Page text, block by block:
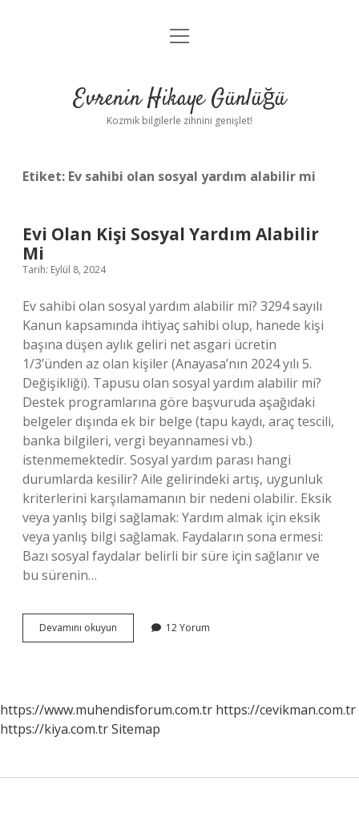
Anasayfa
Yasal Uyarı
menüyü
Evrenin Hikaye Günlüğü
Kozmik bilgilerle zihnini genişlet!
Etiket: Ev sahibi olan sosyal yardım alabilir mi
Evi Olan Kişi Sosyal Yardım Alabilir
Mi
Tarih: Eylül 8, 2024
Ev sahibi olan sosyal yardım alabilir mi? 3294 sayılı
Kanun kapsamında ihtiyaç sahibi olup, hanede kişi
başına düşen aylık geliri net asgari ücretin
1/3’ünden az olan kişiler (Anayasa’nın 2024 yılı 5.
Değişikliği). Tapusu olan sosyal yardım alabilir mi?
Destek programlarına göre başvuruda aşağıdaki
belgeler dışında ek bir belge (tapu kaydı, araç tescili,
banka bilgileri, vergi beyannamesi vb.)
istenmemektedir. Sosyal yardım parası hangi
durumlarda kesilir? Aile gelirindeki artış, uygunluk
kriterlerini karşılamamanın bir nedeni olabilir. Eksik
veya yanlış bilgi sağlamak: Yardım almak için eksik
veya yanlış bilgi sağlamak. Faydaların sona ermesi:
Bazı sosyal faydalar belirli bir süre için sağlanır ve
bu sürenin…
Devamını okuyun
Olan
Mi
12 Yorum
https://www.muhendisforum.com.tr https://cevikman.com.tr
https://kiya.com.trSitemap